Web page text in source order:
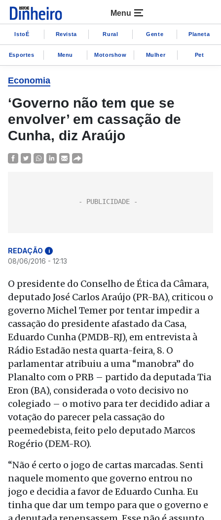
Menu
IstoÉ Revista Rural Gente Planeta
Esportes Menu Motorshow Mulher Pet
Economia
‘Governo não tem que se
envolver’ em cassação de
Cunha, diz Araújo
REDAÇÃO i
08/06/2016 - 12:13
O presidente do Conselho de Ética da Câmara,
deputado José Carlos Araújo (PR-BA), criticou o
governo Michel Temer por tentar impedir a
cassação do presidente afastado da Casa,
Eduardo Cunha (PMDB-RJ), em entrevista à
Rádio Estadão nesta quarta-feira, 8. O
parlamentar atribuiu a uma “manobra” do
Planalto com o PRB – partido da deputada Tia
Eron (BA), considerada o voto decisivo no
colegiado – o motivo para ter decidido adiar a
votação do parecer pela cassação do
peemedebista, feito pelo deputado Marcos
Rogério (DEM-RO).
“Não é certo o jogo de cartas marcadas. Senti
naquele momento que governo entrou no
jogo e decidia a favor de Eduardo Cunha. Eu
tinha que dar um tempo para que o governo e